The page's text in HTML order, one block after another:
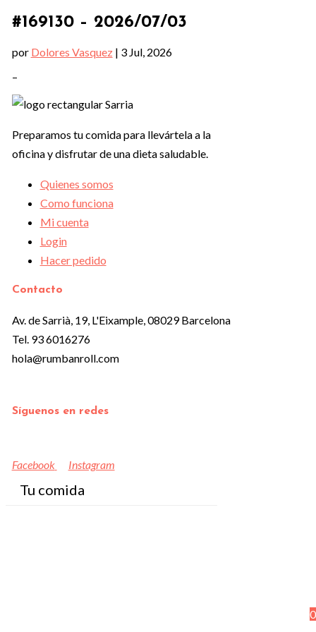
#169130 – 2026/07/03
por Dolores Vasquez| 3 Jul, 2026
–
Preparamos tu comida para llevártela a la
oficina y disfrutar de una dieta saludable.
Quienes somos
Como funciona
Mi cuenta
Login
Hacer pedido
Contacto
Av. de Sarrià, 19, L'Eixample, 08029 Barcelona
Tel. 93 6016276
hola@rumbanroll.com
Síguenos en redes
Facebook Instagram
0
Tu comida